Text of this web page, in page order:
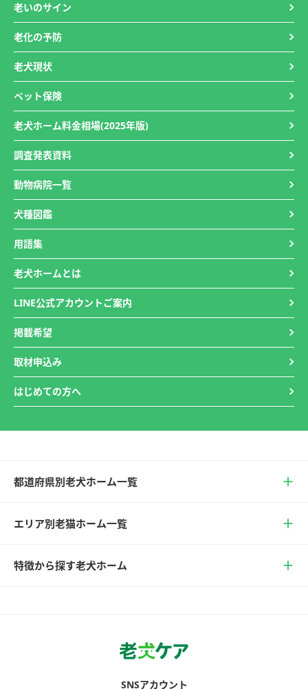
老いのサイン
老化の予防
老犬現状
ペット保険
老犬ホーム料金相場(2025年版)
調査発表資料
動物病院一覧
犬種図鑑
用語集
老犬ホームとは
LINE公式アカウントご案内
掲載希望
取材申込み
はじめての方へ
都道府県別老犬ホーム一覧
エリア別老猫ホーム一覧
特徴から探す老犬ホーム
SNSアカウント